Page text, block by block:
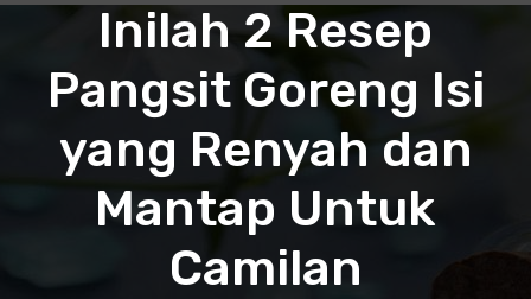
Inilah 2 Resep
Pangsit Goreng Isi
yang Renyah dan
Mantap Untuk
Camilan